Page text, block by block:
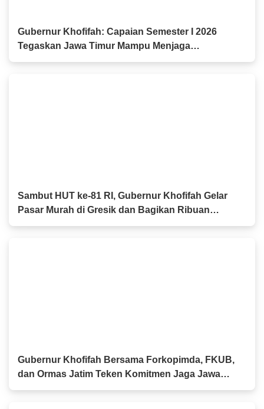
Gubernur Khofifah: Capaian Semester I 2026
Tegaskan Jawa Timur Mampu Menjaga
Pertumbuhan Ekonomi Tertinggi di Pulau Jawa
Sambut HUT ke-81 RI, Gubernur Khofifah Gelar
Pasar Murah di Gresik dan Bagikan Ribuan
Bendera Merah Putih
Gubernur Khofifah Bersama Forkopimda, FKUB,
dan Ormas Jatim Teken Komitmen Jaga Jawa
Timur Tetap Damai